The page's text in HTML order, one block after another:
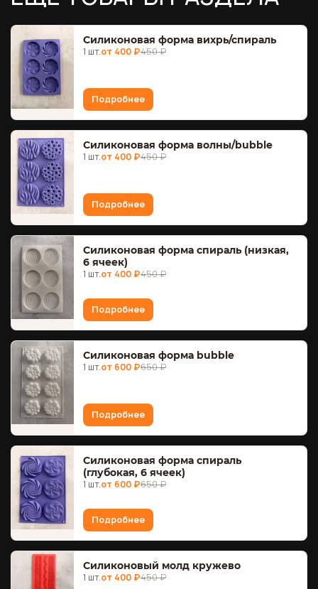
Силиконовая форма вихрь/спираль
1 шт.от 400 ₽450 ₽
Подробнее
Силиконовая форма волны/bubble
1 шт.от 400 ₽450 ₽
Подробнее
Силиконовая форма спираль (низкая,
6 ячеек)
1 шт.от 400 ₽450 ₽
Подробнее
Силиконовая форма bubble
1 шт.от 600 ₽650 ₽
Подробнее
Силиконовая форма спираль
(глубокая, 6 ячеек)
1 шт.от 600 ₽650 ₽
Подробнее
Силиконовый молд кружево
1 шт.от 400 ₽450 ₽